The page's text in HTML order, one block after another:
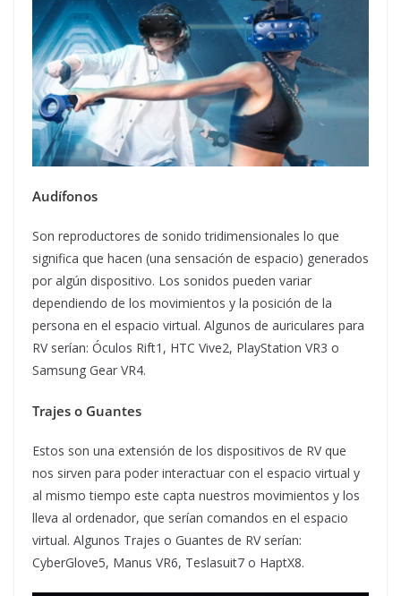
Audífonos
Son reproductores de sonido tridimensionales lo que
significa que hacen (una sensación de espacio) generados
por algún dispositivo. Los sonidos pueden variar
dependiendo de los movimientos y la posición de la
persona en el espacio virtual. Algunos de auriculares para
RV serían: Óculos Rift1, HTC Vive2, PlayStation VR3 o
Samsung Gear VR4.
Trajes o Guantes
Estos son una extensión de los dispositivos de RV que
nos sirven para poder interactuar con el espacio virtual y
al mismo tiempo este capta nuestros movimientos y los
lleva al ordenador, que serían comandos en el espacio
virtual. Algunos Trajes o Guantes de RV serían:
CyberGlove5, Manus VR6, Teslasuit7 o HaptX8.